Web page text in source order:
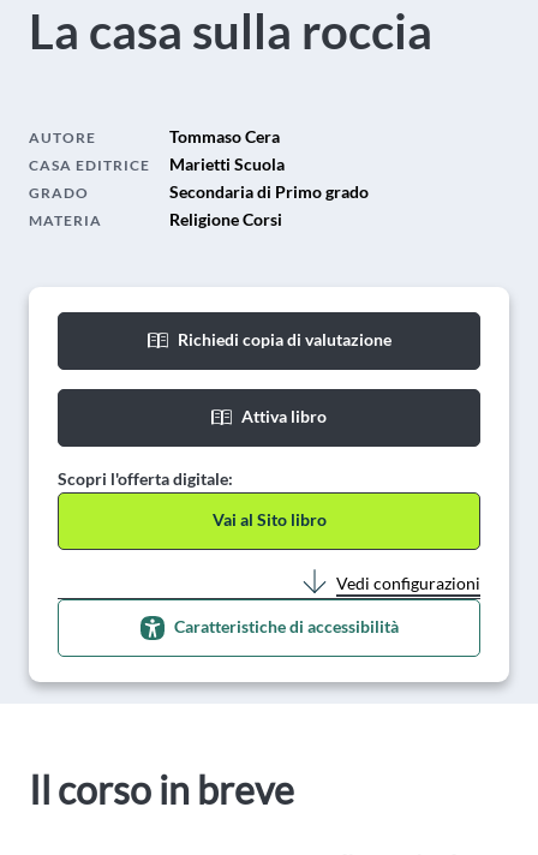
La casa sulla roccia
AUTORE Tommaso Cera
CASA EDITRICE Marietti Scuola
GRADO Secondaria di Primo grado
MATERIA Religione Corsi
Richiedi copia di valutazione
Attiva libro
Scopri l'offerta digitale:
Vai al Sito libro
Vedi configurazioni
Caratteristiche di accessibilità
Il corso in breve